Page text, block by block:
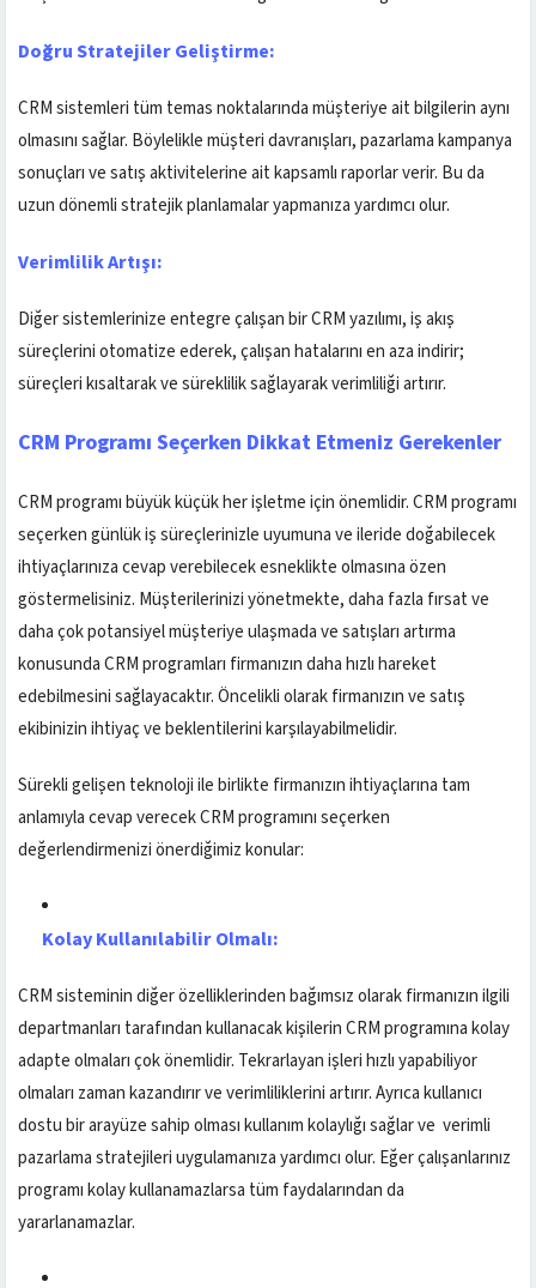
Doğru Stratejiler Geliştirme:
CRM sistemleri tüm temas noktalarında müşteriye ait bilgilerin aynı
olmasını sağlar. Böylelikle müşteri davranışları, pazarlama kampanya
sonuçları ve satış aktivitelerine ait kapsamlı raporlar verir. Bu da
uzun dönemli stratejik planlamalar yapmanıza yardımcı olur.
Verimlilik Artışı:
Diğer sistemlerinize entegre çalışan bir CRM yazılımı, iş akış
süreçlerini otomatize ederek, çalışan hatalarını en aza indirir;
süreçleri kısaltarak ve süreklilik sağlayarak verimliliği artırır.
CRM Programı Seçerken Dikkat Etmeniz Gerekenler
CRM programı büyük küçük her işletme için önemlidir. CRM programı
seçerken günlük iş süreçlerinizle uyumuna ve ileride doğabilecek
ihtiyaçlarınıza cevap verebilecek esneklikte olmasına özen
göstermelisiniz. Müşterilerinizi yönetmekte, daha fazla fırsat ve
daha çok potansiyel müşteriye ulaşmada ve satışları artırma
konusunda CRM programları firmanızın daha hızlı hareket
edebilmesini sağlayacaktır. Öncelikli olarak firmanızın ve satış
ekibinizin ihtiyaç ve beklentilerini karşılayabilmelidir.
Sürekli gelişen teknoloji ile birlikte firmanızın ihtiyaçlarına tam
anlamıyla cevap verecek CRM programını seçerken
değerlendirmenizi önerdiğimiz konular:
Kolay Kullanılabilir Olmalı:
CRM sisteminin diğer özelliklerinden bağımsız olarak firmanızın ilgili
departmanları tarafından kullanacak kişilerin CRM programına kolay
adapte olmaları çok önemlidir. Tekrarlayan işleri hızlı yapabiliyor
olmaları zaman kazandırır ve verimliliklerini artırır. Ayrıca kullanıcı
dostu bir arayüze sahip olması kullanım kolaylığı sağlar ve verimli
pazarlama stratejileri uygulamanıza yardımcı olur. Eğer çalışanlarınız
programı kolay kullanamazlarsa tüm faydalarından da
yararlanamazlar.